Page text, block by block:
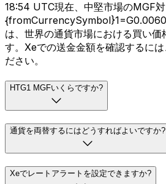
18:54 UTC現在、中堅市場のMGF
{fromCurrencySymbol}1=G0.0060
は、世界の通貨市場における買い
す。Xeでの送金金額を確認するには
ださい。
HTG1 MGFいくらですか?
通貨を両替するにはどうすればよいですか?
Xeでレートアラートを設定できますか?